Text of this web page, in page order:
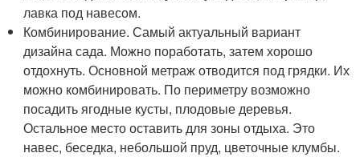
лавка под навесом.
Комбинирование. Самый актуальный вариант
дизайна сада. Можно поработать, затем хорошо
отдохнуть. Основной метраж отводится под грядки. Их
можно комбинировать. По периметру возможно
посадить ягодные кусты, плодовые деревья.
Остальное место оставить для зоны отдыха. Это
навес, беседка, небольшой пруд, цветочные клумбы.